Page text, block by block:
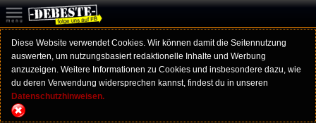
Diese Website verwendet Cookies. Wir können damit die Seitennutzung
auswerten, um nutzungsbasiert redaktionelle Inhalte und Werbung
anzuzeigen. Weitere Informationen zu Cookies und insbesondere dazu, wie
du deren Verwendung widersprechen kannst, findest du in unseren
Datenschutzhinweisen.